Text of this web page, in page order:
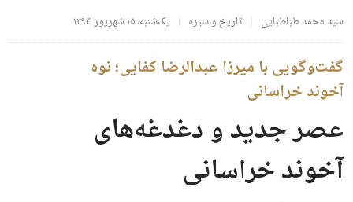
سید محمد طباطبایی تاریخ و سیره یک‌شنبه، ۱۵ شهریور ۱۳۹۴
گفت‌وگویی با میرزا عبدالرضا کفایی؛ نوه
آخوند خراسانی
عصر جدید و دغدغه‌های
آخوند خراسانی